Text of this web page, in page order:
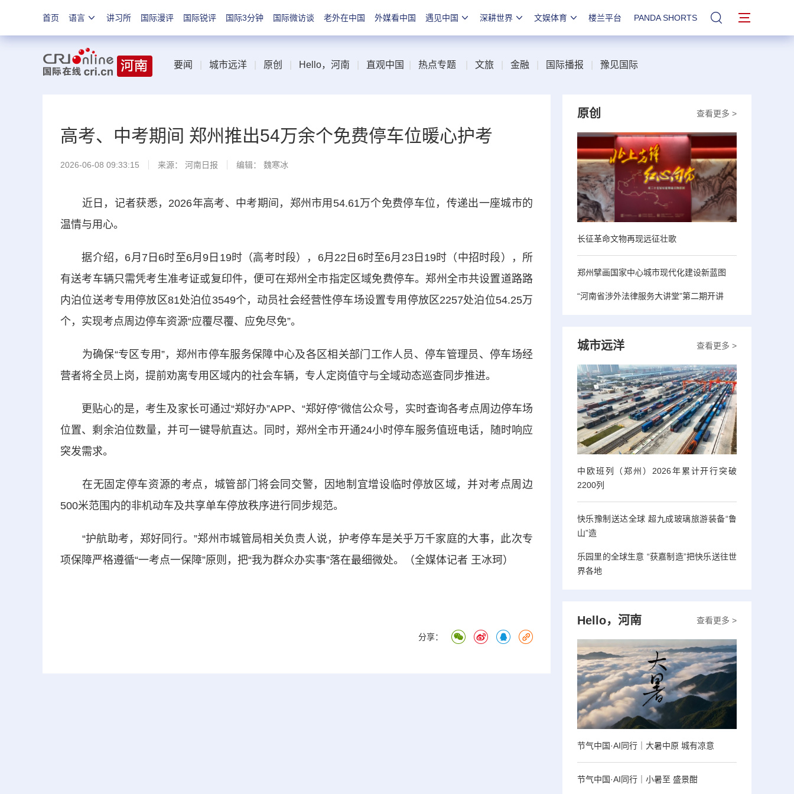
首页 语言 讲习所 国际漫评 国际锐评 国际3分钟 国际微访谈 老外在中国 外媒看中国 遇见中国 深耕世界 文娱体育 楼兰平台 PANDA SHORTS 站内搜索
要闻 城市远洋 原创 Hello，河南 直观中国 热点专题 文旅 金融 国际播报 豫见国际
高考、中考期间 郑州推出54万余个免费停车位暖心护考
2026-06-08 09:33:15 来源： 河南日报 编辑： 魏寒冰
近日，记者获悉，2026年高考、中考期间，郑州市用54.61万个免费停车位，传递出一座城市的
温情与用心。
据介绍，6月7日6时至6月9日19时（高考时段），6月22日6时至6月23日19时（中招时段），所
有送考车辆只需凭考生准考证或复印件，便可在郑州全市指定区域免费停车。郑州全市共设置道路路
内泊位送考专用停放区81处泊位3549个，动员社会经营性停车场设置专用停放区2257处泊位54.25万
个，实现考点周边停车资源“应覆尽覆、应免尽免”。
为确保“专区专用”，郑州市停车服务保障中心及各区相关部门工作人员、停车管理员、停车场经
营者将全员上岗，提前劝离专用区域内的社会车辆，专人定岗值守与全域动态巡查同步推进。
更贴心的是，考生及家长可通过“郑好办”APP、“郑好停”微信公众号，实时查询各考点周边停车场
位置、剩余泊位数量，并可一键导航直达。同时，郑州全市开通24小时停车服务值班电话，随时响应
突发需求。
在无固定停车资源的考点，城管部门将会同交警，因地制宜增设临时停放区域，并对考点周边
500米范围内的非机动车及共享单车停放秩序进行同步规范。
“护航助考，郑好同行。”郑州市城管局相关负责人说，护考停车是关乎万千家庭的大事，此次专
项保障严格遵循“一考点一保障”原则，把“我为群众办实事”落在最细微处。（全媒体记者 王冰珂）
分享：
查看更多 >
原创
长征革命文物再现远征壮歌
郑州擘画国家中心城市现代化建设新蓝图
“河南省涉外法律服务大讲堂”第二期开讲
查看更多 >
城市远洋
中欧班列（郑州）2026年累计开行突破
2200列
快乐豫制送达全球 超九成玻璃旅游装备“鲁
山”造
乐园里的全球生意 “获嘉制造”把快乐送往世
界各地
查看更多 >
Hello，河南
节气中国·AI同行｜大暑中原 城有凉意
节气中国·AI同行｜小暑至 盛景酣